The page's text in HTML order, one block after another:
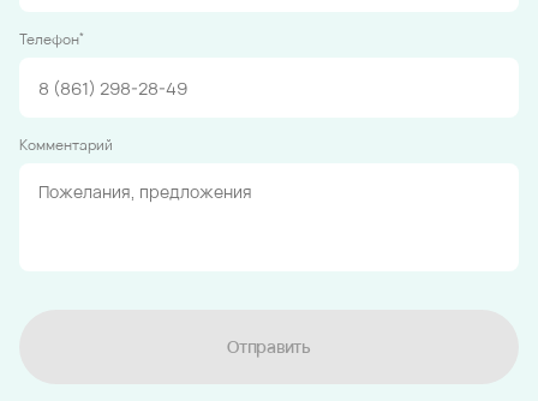
Телефон*
Комментарий
Отправить